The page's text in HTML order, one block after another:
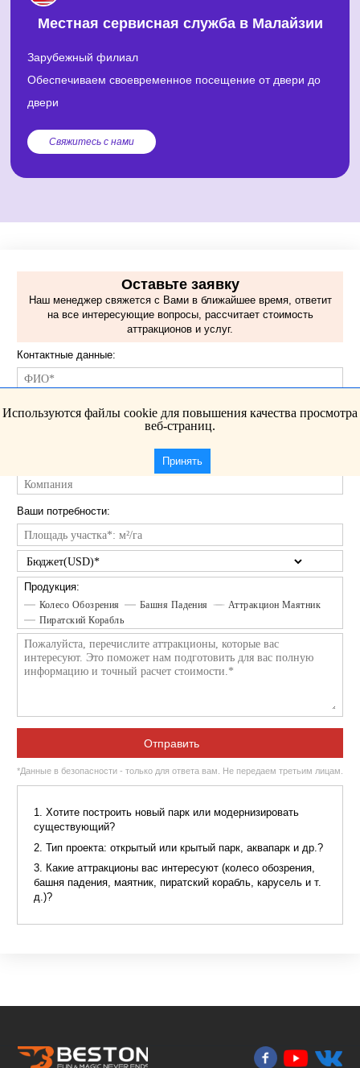
Местная сервисная служба в Малайзии
Зарубежный филиал
Обеспечиваем своевременное посещение от двери до
двери
Свяжитесь с нами
Оставьте заявку
Наш менеджер свяжется с Вами в ближайшее время,
на все интересующие вопросы, рассчитает стоимость
Контактные данные:
Используются файлы cookie для повышения качества просмотра
веб-страниц.
Принять